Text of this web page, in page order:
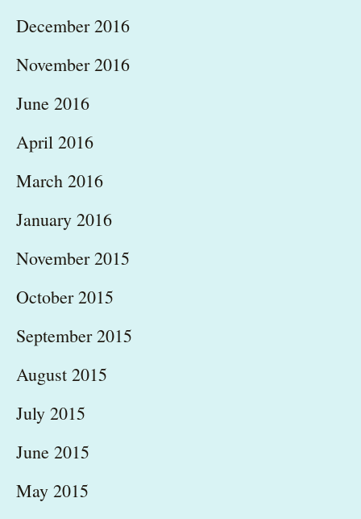
December 2016
November 2016
June 2016
April 2016
March 2016
January 2016
November 2015
October 2015
September 2015
August 2015
July 2015
June 2015
May 2015